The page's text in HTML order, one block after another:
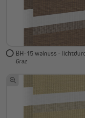
BH-15 walnuss -
Graz